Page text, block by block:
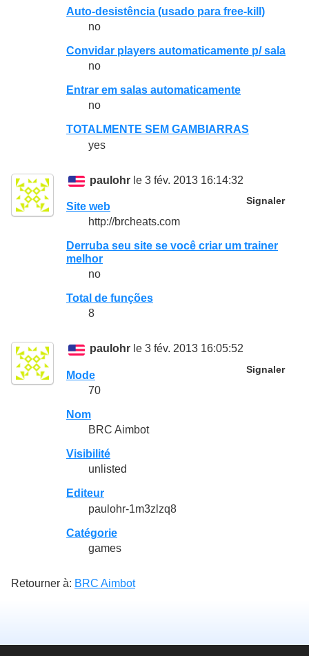
Auto-desistência (usado para free-kill)
no
Convidar players automaticamente p/ sala
no
Entrar em salas automaticamente
no
TOTALMENTE SEM GAMBIARRAS
yes
paulohr le 3 fév. 2013 16:14:32
Signaler
Site web
http://brcheats.com
Derruba seu site se você criar um trainer
melhor
no
Total de funções
8
paulohr le 3 fév. 2013 16:05:52
Signaler
Mode
70
Nom
BRC Aimbot
Visibilité
unlisted
Editeur
paulohr-1m3zlzq8
Catégorie
games
Retourner à: BRC Aimbot